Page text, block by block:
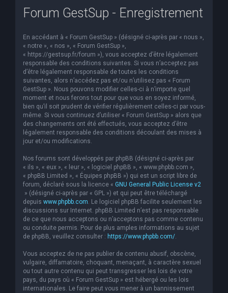
Forum GestSup - Enregistrement
En accédant à « Forum GestSup » (désigné ci-après par « nous »,
« notre », « nos », « Forum GestSup »,
« https://gestsup.fr/forum »), vous acceptez d’être légalement
responsable des conditions suivantes. Si vous n’acceptez pas
d’être légalement responsable de toutes les conditions
suivantes, alors n’accédez pas et/ou n’utilisez pas « Forum
GestSup ». Nous pouvons modifier celles-ci à n’importe quel
moment et nous ferons tout pour que vous en soyez informé,
bien qu’il soit prudent de vérifier régulièrement celles-ci par vous-
même. Si vous continuez d’utiliser « Forum GestSup » alors que
des changements ont été effectués, vous acceptez d’être
légalement responsable des conditions découlant des mises à
jour et/ou modifications.
Nos forums sont développés par phpBB (désigné ci-après par
« ils », « eux », « leur », « logiciel phpBB », « www.phpbb.com »,
« phpBB Limited », « Équipes phpBB ») qui est un script libre de
forum, déclaré sous la licence « GNU General Public License v2
» (désigné ci-après par « GPL ») et qui peut être téléchargé
depuis www.phpbb.com. Le logiciel phpBB facilite seulement les
discussions sur Internet. phpBB Limited n’est pas responsable
de ce que nous acceptons ou n’acceptons pas comme contenu
ou conduite permis. Pour de plus amples informations au sujet
de phpBB, veuillez consulter : https://www.phpbb.com/.
Vous acceptez de ne pas publier de contenu abusif, obscène,
vulgaire, diffamatoire, choquant, menaçant, à caractère sexuel
ou tout autre contenu qui peut transgresser les lois de votre
pays, du pays où « Forum GestSup » est hébergé ou les lois
internationales. Le faire peut vous mener à un bannissement